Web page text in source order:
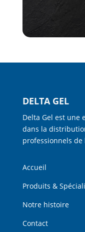
DELTA GEL
Delta Gel est une
dans la
professionnels
Accueil
Produits &
Notre histoire
Contact